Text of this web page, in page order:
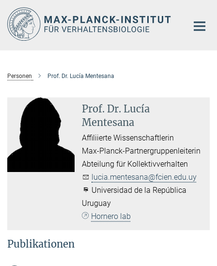
Hauptinhalt
Personen Prof. Dr. Lucía Mentesana
Prof. Dr. Lucía
Mentesana
Affiliierte Wissenschaftlerin
Max-Planck-Partnergruppenleiterin
Abteilung für Kollektivverhalten
lucia.mentesana@fcien.edu.uy
Universidad de la República
Uruguay
Hornero lab
Publikationen